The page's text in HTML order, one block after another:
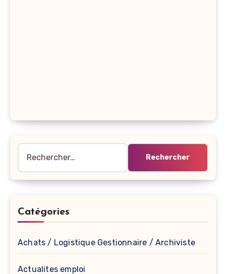
Catégories
Achats / Logistique Gestionnaire / Archiviste
Actualites emploi